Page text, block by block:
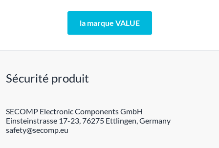
la marque VALUE
Sécurité produit
SECOMP Electronic Components GmbH
Einsteinstrasse 17-23, 76275 Ettlingen, Germany
safety@secomp.eu